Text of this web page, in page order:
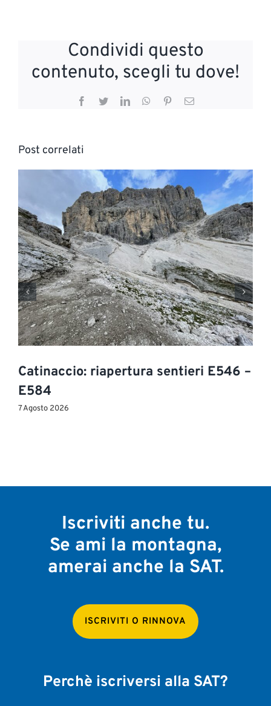
Condividi questo
contenuto, scegli tu dove!
Facebook
TwitterLinkedInWhatsApp
PinterestEmail
Post correlati
Catinaccio: riapertura sentieri E546 –
E584
7 Agosto 2026
Iscriviti anche tu.
Se ami la montagna,
amerai anche la SAT.
ISCRIVITI O RINNOVA
Perchè iscriversi alla SAT?